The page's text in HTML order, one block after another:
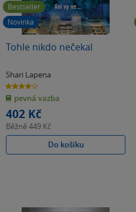
Bestseller
Novinka
Tohle nikdo nečekal
Shari Lapena
4.0
z
5
hvězdiček
pevná vazba
402 Kč
Běžně449 Kč
Do košíku